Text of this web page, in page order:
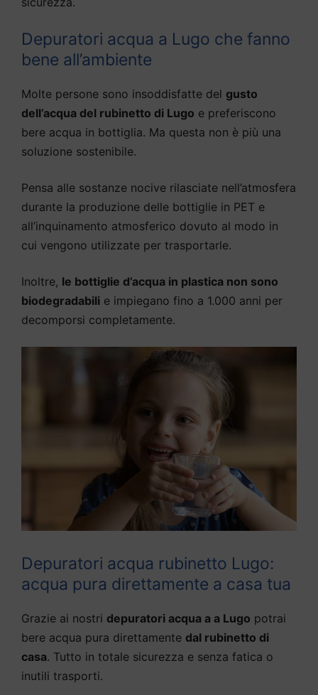
Depuratori acqua a Lugo che fanno
bene all’ambiente
Molte persone sono insoddisfatte del gusto
dell’acqua del rubinetto di Lugo e preferiscono
bere acqua in bottiglia. Ma questa non è più una
soluzione sostenibile.
Pensa alle sostanze nocive rilasciate nell’atmosfera
durante la produzione delle bottiglie in PET e
all’inquinamento atmosferico dovuto al modo in
cui vengono utilizzate per trasportarle.
Inoltre, le bottiglie d’acqua in plastica non sono
biodegradabili e impiegano fino a 1.000 anni per
decomporsi completamente.
Depuratori acqua rubinetto Lugo:
acqua pura direttamente a casa tua
Grazie ai nostri depuratori acqua a a Lugo potrai
bere acqua pura direttamente dal rubinetto di
casa. Tutto in totale sicurezza e senza fatica o
inutili trasporti.